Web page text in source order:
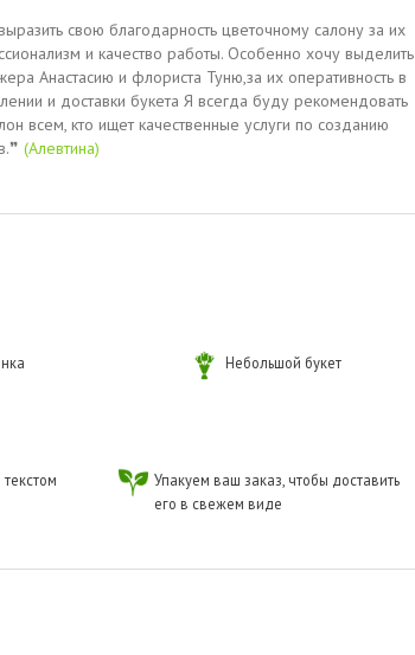
свою благодарность цветочному салону за их
и качество работы. Особенно хочу выделить
Анастасию и флориста Туню,за их оперативность в
и доставки букета Я всегда буду рекомендовать
всем, кто ищет качественные услуги по созданию
(Алевтина)
Небольшой букет
Упакуем ваш заказ, чтобы доставить
его в свежем виде